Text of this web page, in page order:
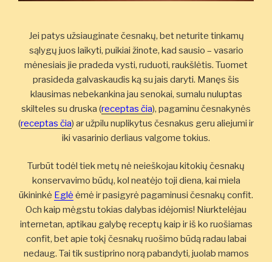
Jei patys užsiauginate česnakų, bet neturite tinkamų
sąlygų juos laikyti, puikiai žinote, kad sausio – vasario
mėnesiais jie pradeda vysti, ruduoti, raukšlėtis. Tuomet
prasideda galvaskaudis ką su jais daryti. Manęs šis
klausimas nebekankina jau senokai, sumalu nuluptas
skilteles su druska (receptas čia), pagaminu česnakynės
(receptas čia) ar užpilu nuplikytus česnakus geru aliejumi ir
iki vasarinio derliaus valgome tokius.
Turbūt todėl tiek metų nė neieškojau kitokių česnakų
konservavimo būdų, kol neatėjo toji diena, kai miela
ūkininkė Eglė ėmė ir pasigyrė pagaminusi česnakų confit.
Och kaip mėgstu tokias dalybas idėjomis! Niurktelėjau
internetan, aptikau galybę receptų kaip ir iš ko ruošiamas
confit, bet apie tokį česnakų ruošimo būdą radau labai
nedaug. Tai tik sustiprino norą pabandyti, juolab mamos